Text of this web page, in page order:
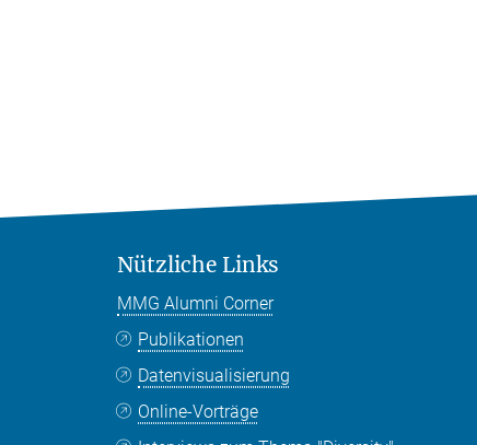
Nützliche Links
MMG Alumni Corner
Publikationen
Datenvisualisierung
Online-Vorträge